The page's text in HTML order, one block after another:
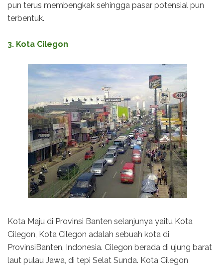
pun terus membengkak sehingga pasar potensial pun
terbentuk.
3. Kota Cilegon
Kota Maju di Provinsi Banten selanjunya yaitu Kota
Cilegon, Kota Cilegon adalah sebuah kota di
ProvinsiBanten, Indonesia. Cilegon berada di ujung barat
laut pulau Jawa, di tepi Selat Sunda. Kota Cilegon